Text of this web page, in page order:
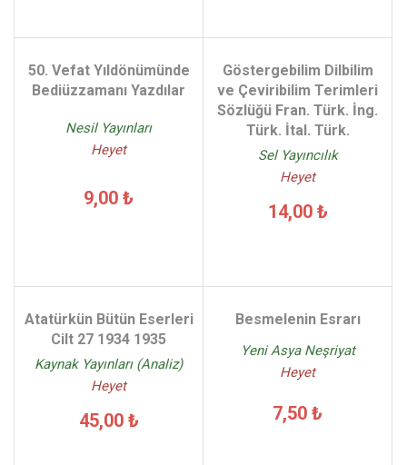
50. Vefat Yıldönümünde
Bediüzzamanı Yazdılar
Nesil Yayınları
Heyet
9,00 ₺
Göstergebilim Dilbilim
ve Çeviribilim Terimleri
Sözlüğü Fran. Türk. İng.
Türk. İtal. Türk.
Sel Yayıncılık
Heyet
14,00 ₺
Atatürkün Bütün Eserleri
Cilt 27 1934 1935
Kaynak Yayınları (Analiz)
Heyet
45,00 ₺
Besmelenin Esrarı
Yeni Asya Neşriyat
Heyet
7,50 ₺